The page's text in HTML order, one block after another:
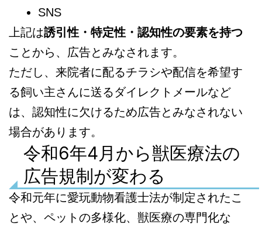
SNS
上記は誘引性・特定性・認知性の要素を持つ
ことから、広告とみなされます。
ただし、来院者に配るチラシや配信を希望す
る飼い主さんに送るダイレクトメールなど
は、認知性に欠けるため広告とみなされない
場合があります。
令和6年4月から獣医療法の
広告規制が変わる
令和元年に愛玩動物看護士法が制定されたこ
とや、ペットの多様化、獣医療の専門化な